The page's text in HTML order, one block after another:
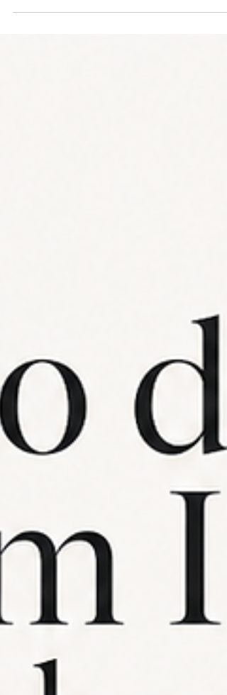
fotografia esportiva e negócios a